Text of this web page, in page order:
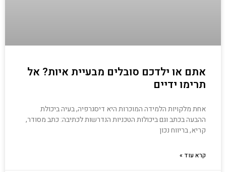
אתם או ילדכם סובלים מבעיית איות? אל
תרימו ידיים
אחת מלקויות הלמידה המוכרות היא דיסגרפיה, בעיה ביכולת
ההבעה בכתב וגם ביכולות הטכניות הנדרשות לכתיבה: כתב מסודר,
קריא, בריווח נכון
קרא עוד »